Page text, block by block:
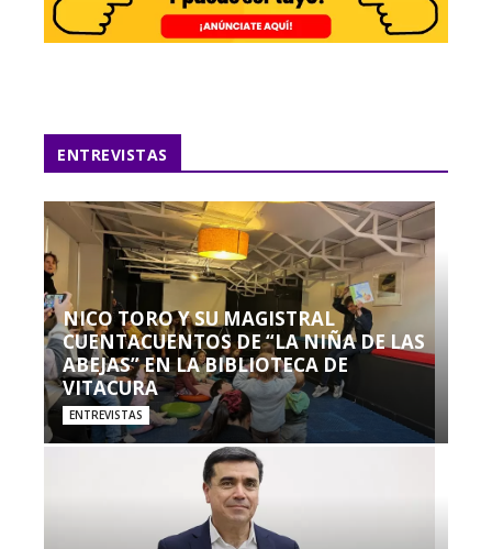
ENTREVISTAS
NICO TORO Y SU MAGISTRAL
CUENTACUENTOS DE “LA NIÑA DE LAS
ABEJAS” EN LA BIBLIOTECA DE
VITACURA
ENTREVISTAS